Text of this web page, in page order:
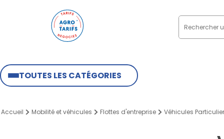
TOUTES LES CATÉGORIES
Accueil Mobilité et véhicules Flottes d'entreprise Véhicules